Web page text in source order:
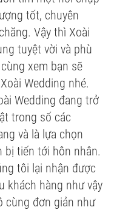
tốt, chuyên
Vậy thì Xoài
tuyệt vời và phù
xem bạn sẽ
Wedding nhé.
Wedding đang trở
trong số các
và là lựa chọn
bị tiến tới hôn nhân.
tôi lại nhận được
khách hàng như vậy
cùng đơn giản như